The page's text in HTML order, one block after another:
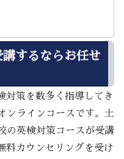
するならお任せ
対策を数多く指導してき
ンラインコースです。土
の英検対策コースが受講
料カウンセリングを受け